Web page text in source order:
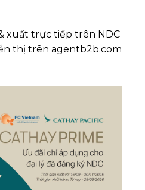
xuất trực tiếp trên NDC
thị trên agentb2b.com